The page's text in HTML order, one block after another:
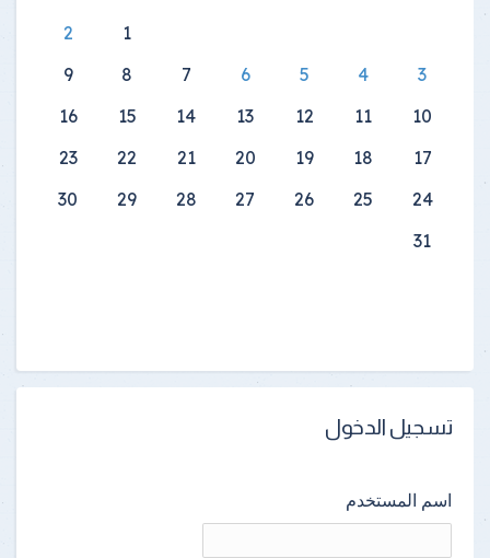
1
2
3
4
5
6
7
8
9
10
11
12
13
14
15
16
17
18
19
20
21
22
23
24
25
26
27
28
29
30
31
تسجيل الدخول
اسم المستخدم